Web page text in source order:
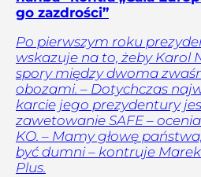
go zazdrości”
Po pierwszym roku
wskazuje na to, żeby Karol
spory między dwoma
obozami. – Dotychczas
karcie jego prezydentury
zawetowanie SAFE –
KO. – Mamy głowę
być dumni – kontruje
Plus.